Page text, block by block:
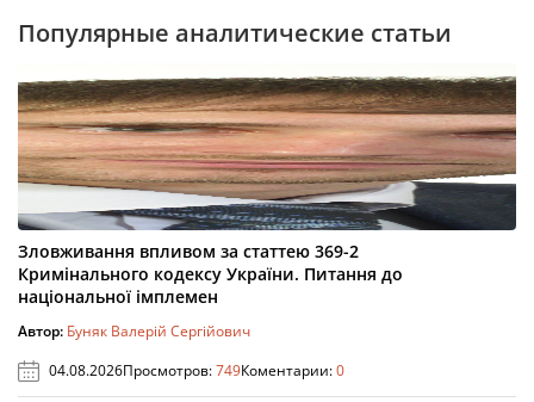
Популярные аналитические статьи
Зловживання впливом за статтею 369-2
Кримінального кодексу України. Питання до
національної імплемен
Автор: Буняк Валерій Сергійович
04.08.2026Просмотров:749Коментарии:0